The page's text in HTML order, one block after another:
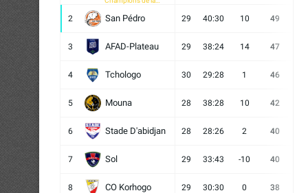
2 San Pédro 29 40:30 10 49
3 AFAD-Plateau 29 38:24 14 47
4 Tchologo 30 29:28 1 46
5 Mouna 28 38:28 10 42
6 Stade D'abidjan 28 28:26 2 40
7 Sol 29 33:43 -10 40
8 CO Korhogo 29 30:30 0 38